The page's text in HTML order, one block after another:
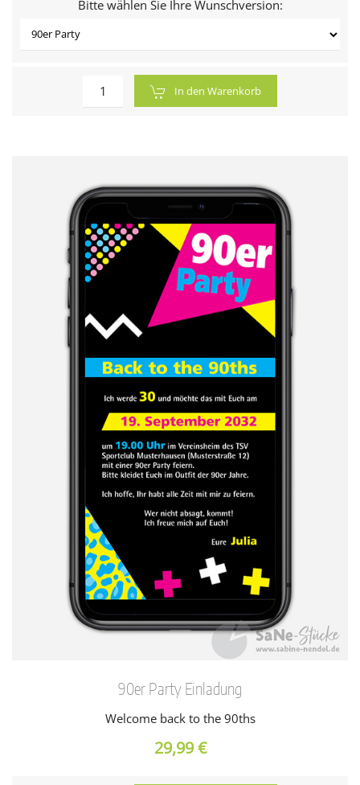
Bitte wählen Sie Ihre Wunschversion:
In den Warenkorb
90er Party Einladung
Welcome back to the 90ths
29,99 €